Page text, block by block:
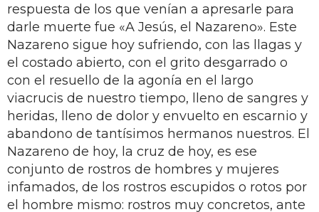
respuesta de los que venían a apresarle para
darle muerte fue «A Jesús, el Nazareno». Este
Nazareno sigue hoy sufriendo, con las llagas y
el costado abierto, con el grito desgarrado o
con el resuello de la agonía en el largo
viacrucis de nuestro tiempo, lleno de sangres y
heridas, lleno de dolor y envuelto en escarnio y
abandono de tantísimos hermanos nuestros. El
Nazareno de hoy, la cruz de hoy, es ese
conjunto de rostros de hombres y mujeres
infamados, de los rostros escupidos o rotos por
el hombre mismo: rostros muy concretos, ante